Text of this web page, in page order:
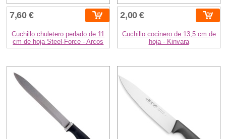
7,60 €
Cuchillo chuletero perlado de 11
cm de hoja Steel-Force - Arcos
2,00 €
Cuchillo cocinero de 13,5 cm de
hoja - Kinvara